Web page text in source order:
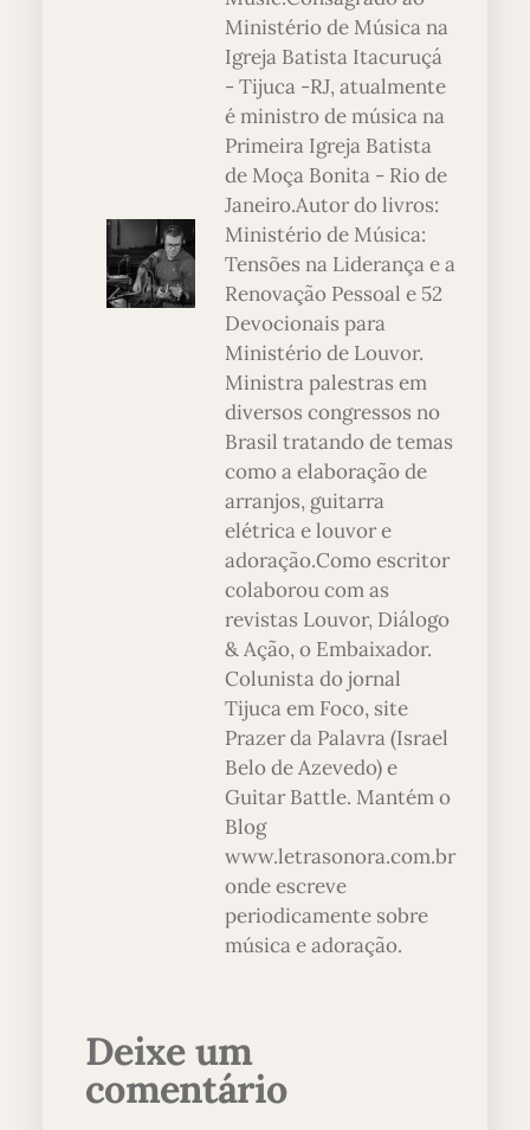
Ministério de Música na
Igreja Batista Itacuruçá
- Tijuca -RJ, atualmente
é ministro de música na
Primeira Igreja Batista
de Moça Bonita - Rio de
Janeiro.Autor do livros:
Ministério de Música:
Tensões na Liderança e a
Renovação Pessoal e 52
Devocionais para
Ministério de Louvor.
Ministra palestras em
diversos congressos no
Brasil tratando de temas
como a elaboração de
arranjos, guitarra
elétrica e louvor e
adoração.Como escritor
colaborou com as
revistas Louvor, Diálogo
& Ação, o Embaixador.
Colunista do jornal
Tijuca em Foco, site
Prazer da Palavra (Israel
Belo de Azevedo) e
Guitar Battle. Mantém o
Blog
www.letrasonora.com.br
onde escreve
periodicamente sobre
música e adoração.
Deixe um
comentário